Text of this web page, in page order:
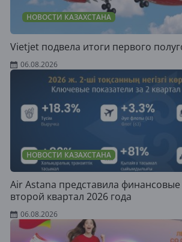
НОВОСТИ КАЗАХСТАНА
Vietjet подвела итоги первого
06.08.2026
НОВОСТИ КАЗАХСТАНА
Air Astana представила финансовые
второй квартал 2026 года
06.08.2026